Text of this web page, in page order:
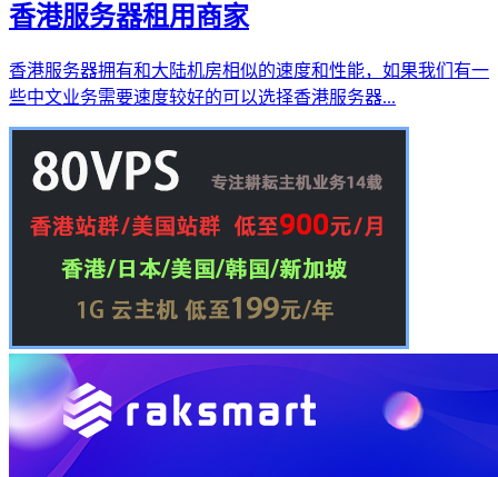
香港服务器租用商家
香港服务器拥有和大陆机房相似的速度和性能，如果我们有一
些中文业务需要速度较好的可以选择香港服务器...